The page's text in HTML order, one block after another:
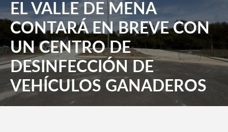
EL VALLE DE MENA
CONTARÁ EN BREVE CON
UN CENTRO DE
DESINFECCIÓN DE
VEHÍCULOS GANADEROS